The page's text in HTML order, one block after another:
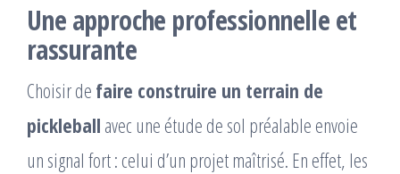
Une approche professionnelle et
rassurante
Choisir de faire construire un terrain de
pickleball avec une étude de sol préalable envoie
un signal fort : celui d’un projet maîtrisé. En effet, les